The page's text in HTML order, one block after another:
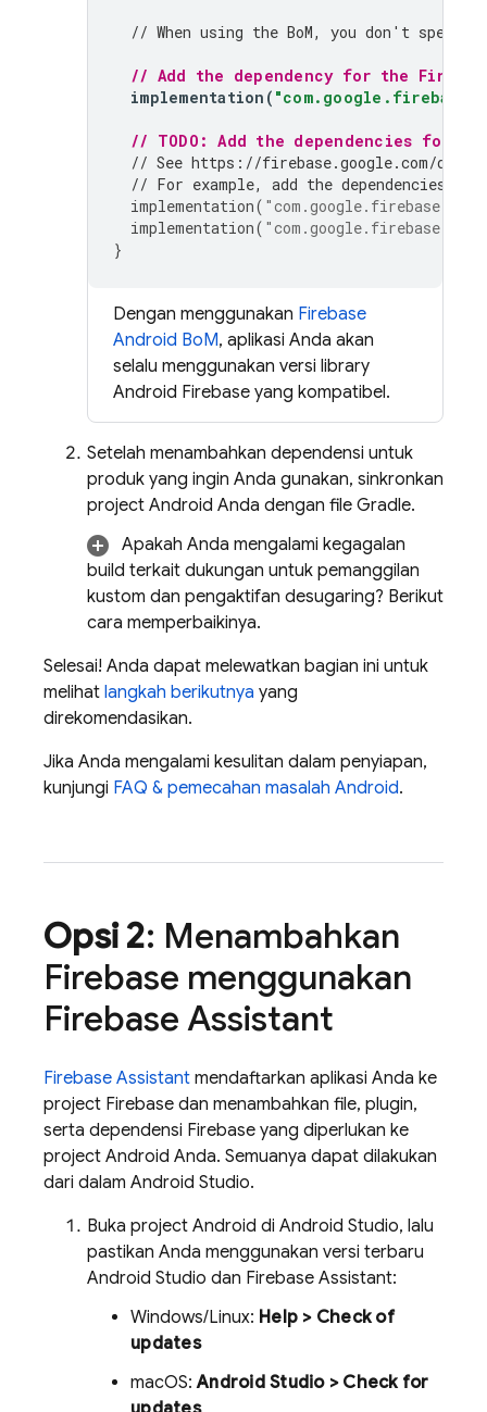
// When using the BoM, you don't specify
// Add the dependency for the
implementation (
// TODO: Add the dependencies for
// See https://firebase.google.com/
// For example, add the dependencies
implementation(
implementation(
}
Dengan menggunakan Firebase
Android BoM, aplikasi Anda akan
selalu menggunakan versi library
Android Firebase yang kompatibel.
Setelah menambahkan dependensi untuk
produk yang ingin Anda gunakan, sinkronkan
project Android Anda dengan file Gradle.
Apakah Anda mengalami kegagalan
build terkait dukungan untuk pemanggilan
kustom dan pengaktifan desugaring? Berikut
cara memperbaikinya.
Selesai! Anda dapat melewatkan bagian ini untuk
melihat langkah berikutnya yang
direkomendasikan.
Jika Anda mengalami kesulitan dalam penyiapan,
kunjungi FAQ & pemecahan masalah Android.
Opsi 2: Menambahkan
Firebase menggunakan
Firebase Assistant
Firebase Assistant mendaftarkan aplikasi Anda ke
project Firebase dan menambahkan file, plugin,
serta dependensi Firebase yang diperlukan ke
project Android Anda. Semuanya dapat dilakukan
dari dalam Android Studio.
Buka project Android di Android Studio, lalu
pastikan Anda menggunakan versi terbaru
Android Studio dan Firebase Assistant:
Windows/Linux: Help > Check of
updates
macOS:Android Studio > Check for